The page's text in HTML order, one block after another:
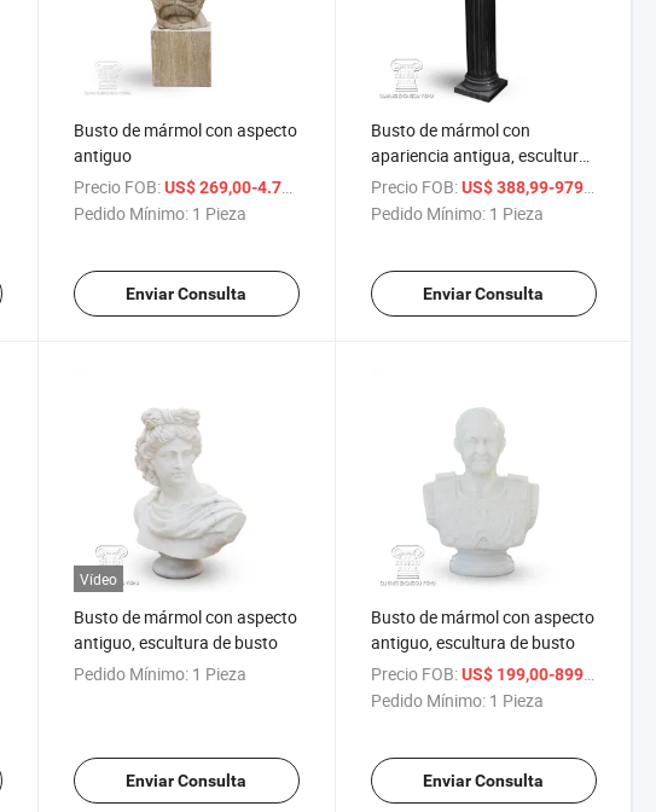
Busto de mármol con aspecto
antiguo
Precio FOB: US$ 269,00-4.798,00
/ Pieza
Pedido Mínimo: 1 Pieza
Enviar Consulta
Busto de mármol con
apariencia antigua, escultura
de busto de piedra
Precio FOB: US$ 388,99-979,99
Pedido Mínimo: 1 Pieza
Enviar Consulta
Vídeo
Busto de mármol con aspecto
antiguo, escultura de busto
Pedido Mínimo: 1 Pieza
Enviar Consulta
Busto de mármol con aspecto
antiguo, escultura de busto
Precio FOB: US$ 199,00-899,00
Pedido Mínimo: 1 Pieza
Enviar Consulta